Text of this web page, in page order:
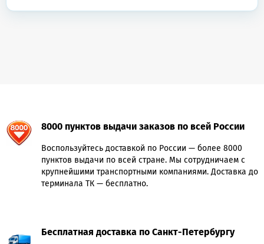
8000 пунктов выдачи заказов по всей России
Воспользуйтесь доставкой по России — более 8000
пунктов выдачи по всей стране. Мы сотрудничаем с
крупнейшими транспортными компаниями. Доставка до
терминала ТК — бесплатно.
Бесплатная доставка по Санкт-Петербургу